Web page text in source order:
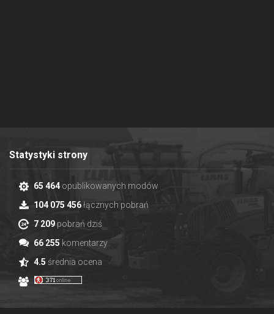
Statystyki strony
65 464 opublikowanych modów
104 075 456łącznych pobrań
7 209 pobrań dziś
66 255 komentarzy
4.5 średnia ocena